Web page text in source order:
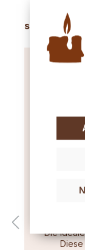
Produktgalerie
sinnvolles
Die
Diese